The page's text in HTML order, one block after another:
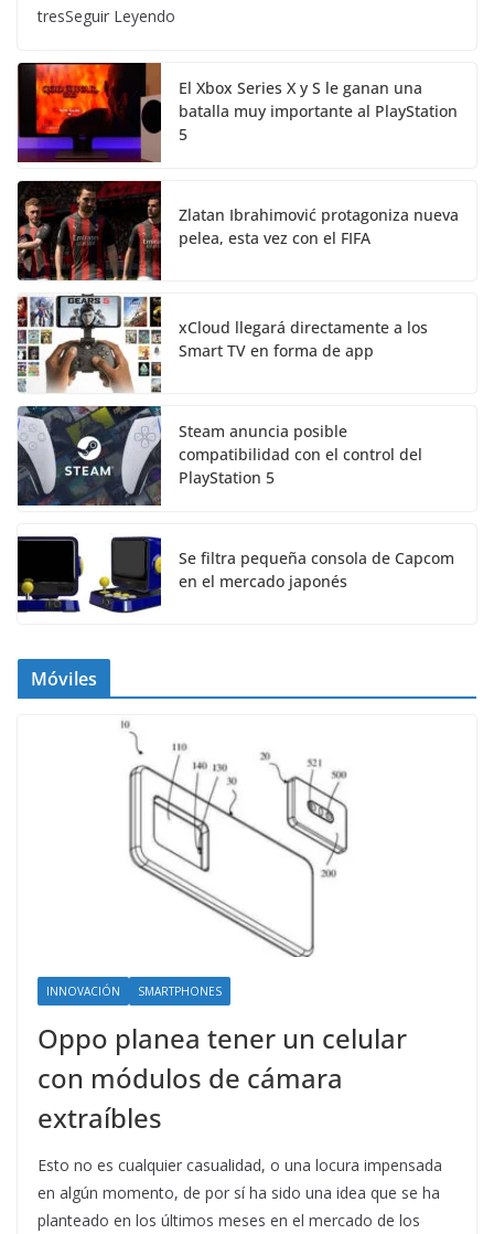
tresSeguir Leyendo
El Xbox Series X y S le ganan una
batalla muy importante al PlayStation
5
Zlatan Ibrahimović protagoniza nueva
pelea, esta vez con el FIFA
xCloud llegará directamente a los
Smart TV en forma de app
Steam anuncia posible
compatibilidad con el control del
PlayStation 5
Se filtra pequeña consola de Capcom
en el mercado japonés
Móviles
INNOVACIÓN SMARTPHONES
Oppo planea tener un celular
con módulos de cámara
extraíbles
Esto no es cualquier casualidad, o una locura impensada
en algún momento, de por sí ha sido una idea que se ha
planteado en los últimos meses en el mercado de los